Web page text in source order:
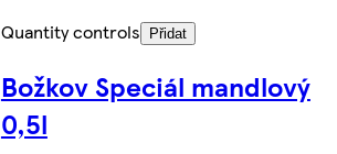
Quantity controls
Přidat
Božkov Speciál mandlový
0,5l